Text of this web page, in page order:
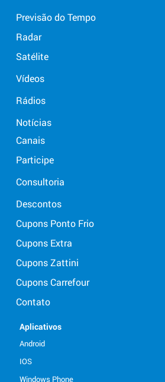
Previsão do Tempo
Radar
Satélite
Vídeos
Rádios
Notícias
Canais
Participe
Consultoria
Descontos
Cupons Ponto Frio
Cupons Extra
Cupons Zattini
Cupons Carrefour
Contato
Aplicativos
Android
IOS
Windows Phone